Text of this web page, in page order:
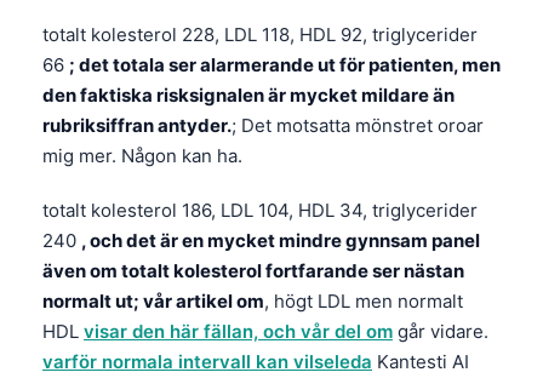
totalt kolesterol 228, LDL 118, HDL 92, triglycerider
66 ; det totala ser alarmerande ut för patienten, men
den faktiska risksignalen är mycket mildare än
rubriksiffran antyder.; Det motsatta mönstret oroar
mig mer. Någon kan ha.
totalt kolesterol 186, LDL 104, HDL 34, triglycerider
240 , och det är en mycket mindre gynnsam panel
även om totalt kolesterol fortfarande ser nästan
normalt ut; vår artikel om, högt LDL men normalt
HDL visar den här fällan, och vår del om går vidare.
varför normala intervall kan vilseleda Kantesti AI